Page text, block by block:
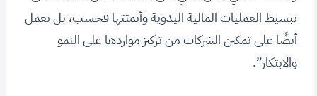
تبسيط العمليات المالية اليدوية وأتمتتها فحسب، بل تعمل
أيضًا على تمكين الشركات من تركيز مواردها على النمو
والابتكار”.